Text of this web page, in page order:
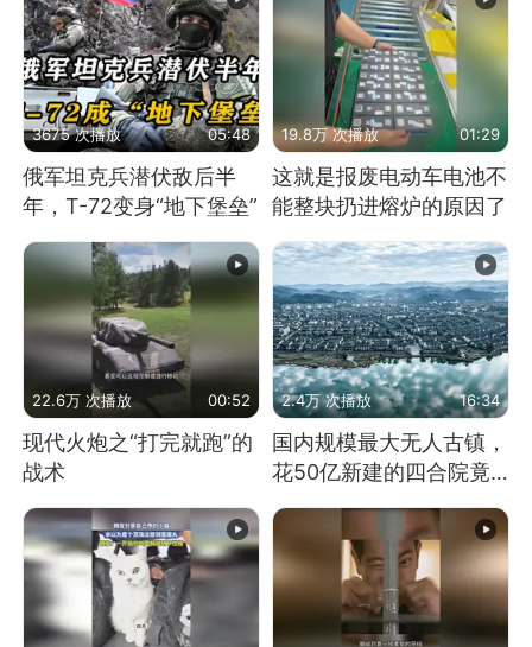
3675 次播放 05:48
俄军坦克兵潜伏敌后半
年，T-72变身“地下堡垒”
19.8万 次播放 01:29
这就是报废电动车电池不
能整块扔进熔炉的原因了
22.6万 次播放 00:52
现代火炮之“打完就跑”的
战术
2.4万 次播放 16:34
国内规模最大无人古镇，
花50亿新建的四合院竟